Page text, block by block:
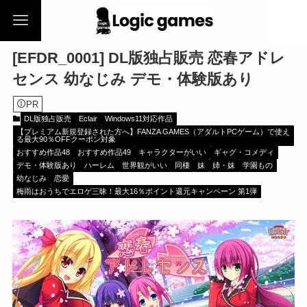
[EFDR_0001] DL版独占販売 恋春アドレ
センス 幼なじみ デモ・体験版あり
PR
DL版独占販売 Eclair
Windows11対応作品
【プレミアム新規登録された方へ】FANZA GAMES（アダルトPCゲーム）で使え
る最大90％OFFクーポン対象
おすすめ作品48
おすすめ作品49 キャラクターがいい
ギャグ・コメディ
デモ・体験版あり
ハーレム 世界観がいい 同棲 妹 姉・妹
学園もの
幼なじみ
恋愛
梅雨はおうちでエロゲ三昧！最大16％ポイント還元キャンペーン 第1弾